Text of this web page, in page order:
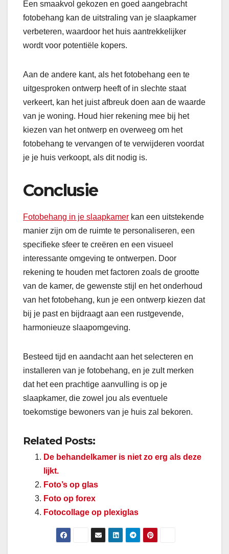
Een smaakvol gekozen en goed aangebracht
fotobehang kan de uitstraling van je slaapkamer
verbeteren, waardoor het huis aantrekkelijker
wordt voor potentiële kopers.
Aan de andere kant, als het fotobehang een te
uitgesproken ontwerp heeft of in slechte staat
verkeert, kan het juist afbreuk doen aan de waarde
van je woning. Houd hier rekening mee bij het
kiezen van het ontwerp en overweeg om het
fotobehang te vervangen of te verwijderen voordat
je je huis verkoopt, als dit nodig is.
Conclusie
Fotobehang in je slaapkamer kan een uitstekende
manier zijn om de ruimte te personaliseren, een
specifieke sfeer te creëren en een visueel
interessante omgeving te ontwerpen. Door
rekening te houden met factoren zoals de grootte
van de kamer, de gewenste stijl en het onderhoud
van het fotobehang, kun je een ontwerp kiezen dat
bij je past en bijdraagt aan een rustgevende,
harmonieuze slaapomgeving.
Besteed tijd en aandacht aan het selecteren en
installeren van je fotobehang, en je zult merken
dat het een prachtige aanvulling is op je
slaapkamer, die zowel jou als eventuele
toekomstige bewoners van je huis zal bekoren.
Related Posts:
De behandelkamer is niet zo erg als deze
lijkt.
Foto’s op glas
Foto op forex
Fotocollage op plexiglas